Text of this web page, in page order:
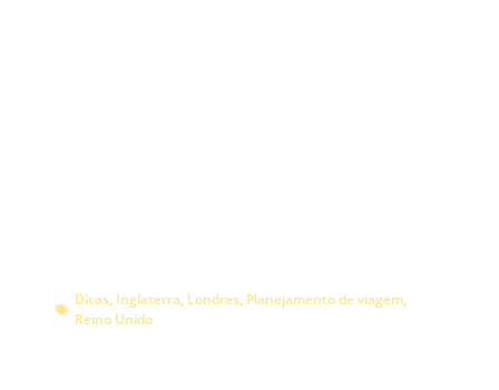
Dicas, Inglaterra, Londres, Planejamento de viagem,
Reino Unido